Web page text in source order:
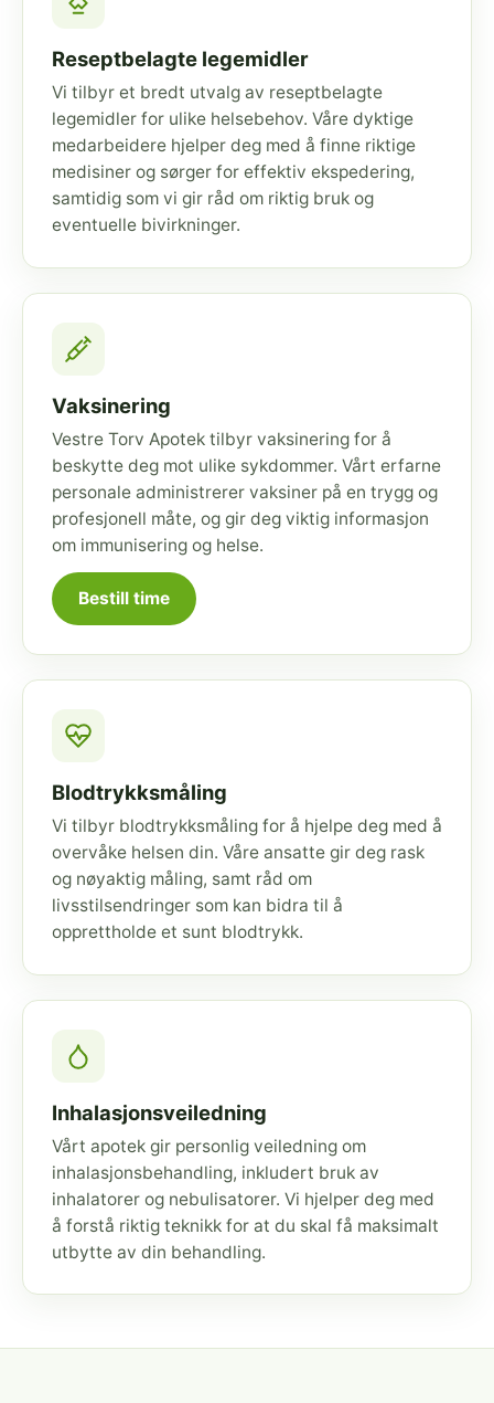
Reseptbelagte legemidler
Vi tilbyr et bredt utvalg av reseptbelagte
legemidler for ulike helsebehov. Våre dyktige
medarbeidere hjelper deg med å finne riktige
medisiner og sørger for effektiv ekspedering,
samtidig som vi gir råd om riktig bruk og
eventuelle bivirkninger.
Vaksinering
Vestre Torv Apotek tilbyr vaksinering for å
beskytte deg mot ulike sykdommer. Vårt erfarne
personale administrerer vaksiner på en trygg og
profesjonell måte, og gir deg viktig informasjon
om immunisering og helse.
Bestill time
Blodtrykksmåling
Vi tilbyr blodtrykksmåling for å hjelpe deg med å
overvåke helsen din. Våre ansatte gir deg rask
og nøyaktig måling, samt råd om
livsstilsendringer som kan bidra til å
opprettholde et sunt blodtrykk.
Inhalasjonsveiledning
Vårt apotek gir personlig veiledning om
inhalasjonsbehandling, inkludert bruk av
inhalatorer og nebulisatorer. Vi hjelper deg med
å forstå riktig teknikk for at du skal få maksimalt
utbytte av din behandling.